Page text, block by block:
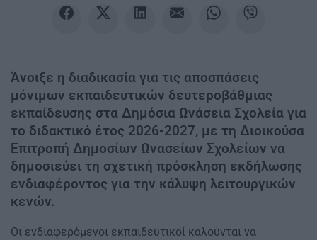
Άνοιξε η διαδικασία για τις αποσπάσεις
μόνιμων εκπαιδευτικών δευτεροβάθμιας
εκπαίδευσης στα Δημόσια Ωνάσεια Σχολεία για
το διδακτικό έτος 2026-2027, με τη Διοικούσα
Επιτροπή Δημοσίων Ωνασείων Σχολείων να
δημοσιεύει τη σχετική πρόσκληση εκδήλωσης
ενδιαφέροντος για την κάλυψη λειτουργικών
κενών.
Οι ενδιαφερόμενοι εκπαιδευτικοί καλούνται να